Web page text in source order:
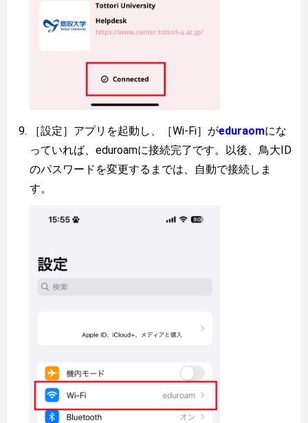
［設定］アプリを起動し、［Wi-Fi］がeduraomにな
っていれば、eduroamに接続完了です。以後、鳥大ID
のパスワードを変更するまでは、自動で接続しま
す。